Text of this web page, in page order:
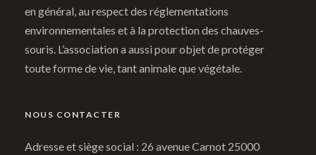
en général, au respect des réglementations
environnementales et à la protection des chauves-
souris. L’association a aussi pour objet de protéger
toute forme de vie, tant animale que végétale.
NOUS CONTACTER
Adresse et siège social : 26 avenue Carnot 25000